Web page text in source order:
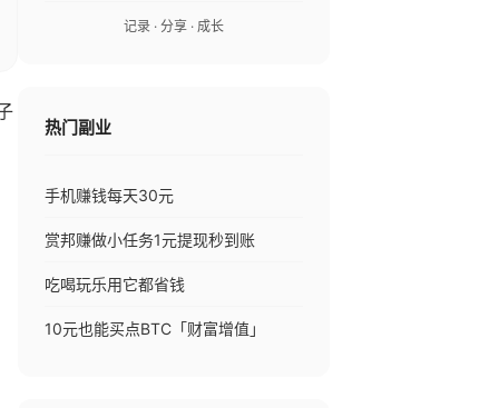
记录 · 分享 · 成长
热门副业
手机赚钱每天30元
赏邦赚做小任务1元提现秒到账
吃喝玩乐用它都省钱
10元也能买点BTC「财富增值」